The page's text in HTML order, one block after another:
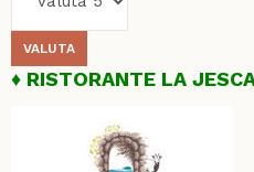
RISTORANTE LA